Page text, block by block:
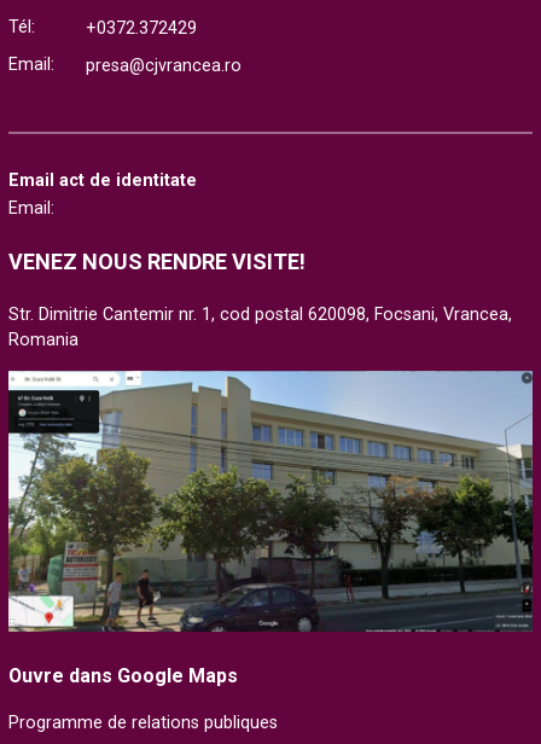
Tél:
+0372.372429
Email:
presa@cjvrancea.ro
Email act de identitate
Email:
VENEZ NOUS RENDRE VISITE!
Str. Dimitrie Cantemir nr. 1, cod postal 620098, Focsani, Vrancea,
Romania
Ouvre dans Google Maps
Programme de relations publiques